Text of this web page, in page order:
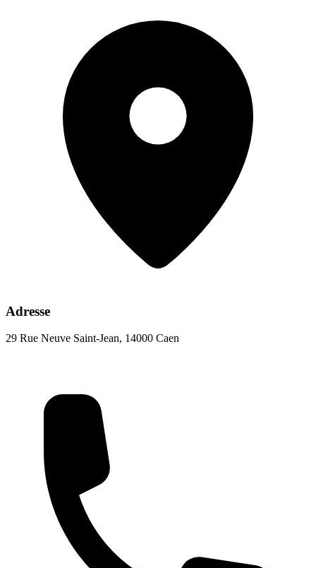
Adresse
29 Rue Neuve Saint-Jean, 14000 Caen